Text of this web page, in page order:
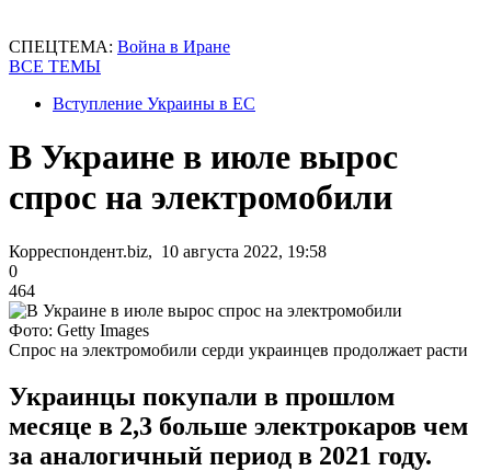
СПЕЦТЕМА: Война в Иране
ВСЕ ТЕМЫ
Вступление Украины в ЕС
В Украине в июле вырос
спрос на электромобили
Корреспондент.biz, 10 августа 2022, 19:58
0
464
Фото: Getty Images
Спрос на электромобили серди украинцев продолжает расти
Украинцы покупали в прошлом
месяце в 2,3 больше электрокаров чем
за аналогичный период в 2021 году.